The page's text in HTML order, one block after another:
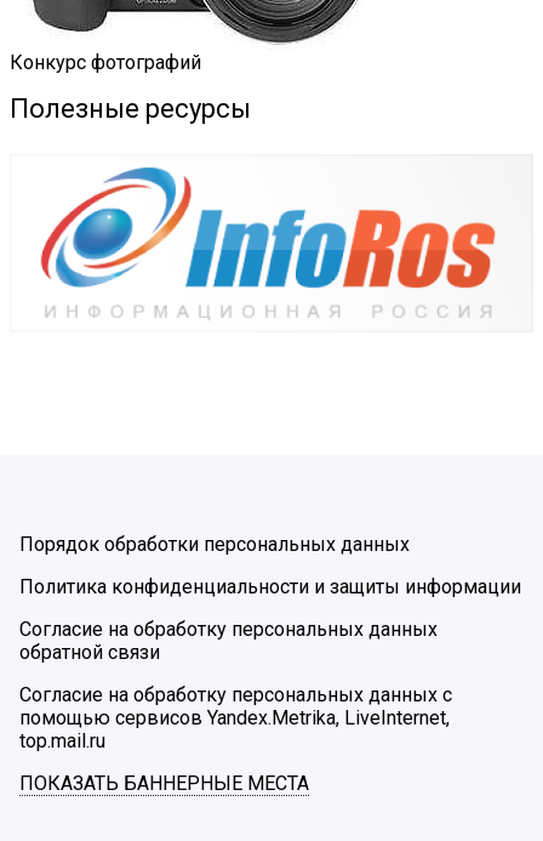
Конкурс фотографий
Полезные ресурсы
Порядок обработки персональных данных
Политика конфиденциальности и защиты информации
Согласие на обработку персональных данных
обратной связи
Согласие на обработку персональных данных с
помощью сервисов Yandex.Metrika, LiveInternet,
top.mail.ru
ПОКАЗАТЬ БАННЕРНЫЕ МЕСТА